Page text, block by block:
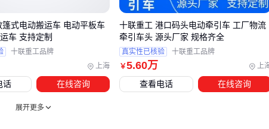
电池维护是电动设备的核心。避免电池完全放电，充电时使用
匹配的轨道牵引车充电器
，并确保充电环境通风良好。长期
不使用时，需定期补充电量以防止电池硫化。
选择电动轨道牵引车时，需先明确工作场景的核心需求，再匹
配对应的牵引车性能和配套设备。从轨道清洁工具到维修包，
上海
式电动搬运车 电动平板车
车 支持定制
十联重工品牌
话 在线咨询
￥5.60万 上
十联重工 港口码头电动牵引车 工厂物流
牵引车头 源头厂家 规格齐全
真实性已核验 十联重工品牌
查看电话 在线咨询
展开更多